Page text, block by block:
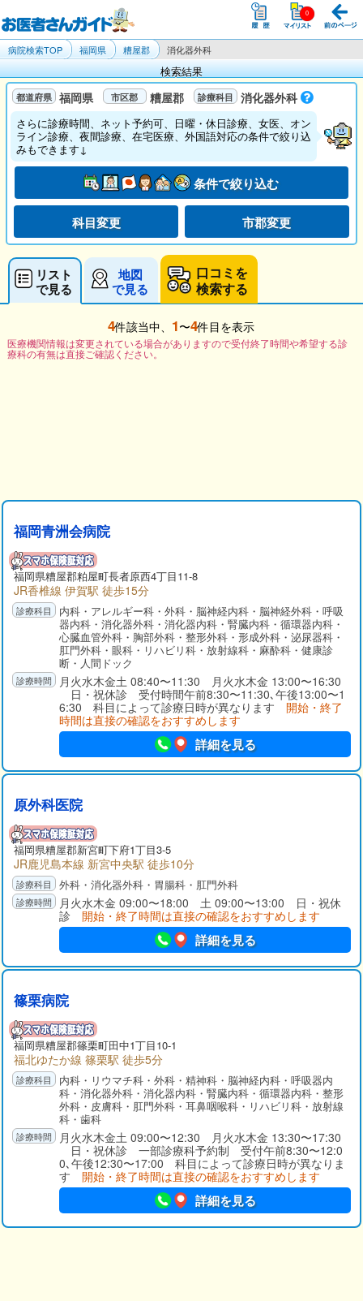
病院検索TOP 福岡県 糟屋郡 消化器外科
検索結果
福岡県 糟屋郡 消化器外科
さらに診療時間、ネット予約可、日曜・休日診療、女医、オン
ライン診療、夜間診療、在宅医療、外国語対応の条件で絞り込
みもできます↓
条件で絞り込む
科目変更 市郡変更
リスト
で見る
地図
で見る
口コミを
検索する
4件該当中、 1〜4件目を表示
医療機関情報は変更されている場合がありますので受付終了時間や希望する診
療科の有無は直接ご確認ください。
福岡青洲会病院
福岡県糟屋郡粕屋町長者原西4丁目11-8
JR香椎線 伊賀駅 徒歩15分
内科・アレルギー科・外科・脳神経内科・脳神経外科・呼吸
器内科・消化器外科・消化器内科・腎臓内科・循環器内科・
心臓血管外科・胸部外科・整形外科・形成外科・泌尿器科・
肛門外科・眼科・リハビリ科・放射線科・麻酔科・健康診
断・人間ドック
月火水木金土 08:40〜11:30 月火水木金 13:00〜16:30
日・祝休診 受付時間午前8:30〜11:30､午後13:00〜1
6:30 科目によって診療日時が異なります 開始・終了
時間は直接の確認をおすすめします
詳細を見る
原外科医院
福岡県糟屋郡新宮町下府1丁目3-5
JR鹿児島本線 新宮中央駅 徒歩10分
外科・消化器外科・胃腸科・肛門外科
月火水木金 09:00〜18:00 土 09:00〜13:00 日・祝休
診 開始・終了時間は直接の確認をおすすめします
詳細を見る
篠栗病院
福岡県糟屋郡篠栗町田中1丁目10-1
福北ゆたか線 篠栗駅 徒歩5分
内科・リウマチ科・外科・精神科・脳神経内科・呼吸器内
科・消化器外科・消化器内科・腎臓内科・循環器内科・整形
外科・皮膚科・肛門外科・耳鼻咽喉科・リハビリ科・放射線
科・歯科
月火水木金土 09:00〜12:30 月火水木金 13:30〜17:30
日・祝休診 一部診療科予約制 受付午前8:30〜12:0
0､午後12:30〜17:00 科目によって診療日時が異なりま
す 開始・終了時間は直接の確認をおすすめします
詳細を見る